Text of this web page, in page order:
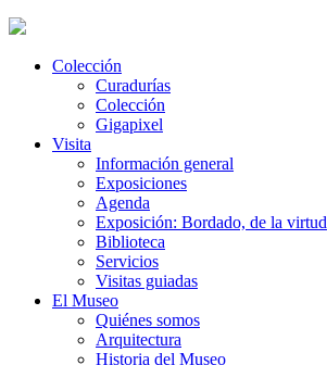
Colección
Curadurías
Colección
Gigapixel
Visita
Información general
Exposiciones
Agenda
Exposición: Bordado, de la virtud
Biblioteca
Servicios
Visitas guiadas
El Museo
Quiénes somos
Arquitectura
Historia del Museo